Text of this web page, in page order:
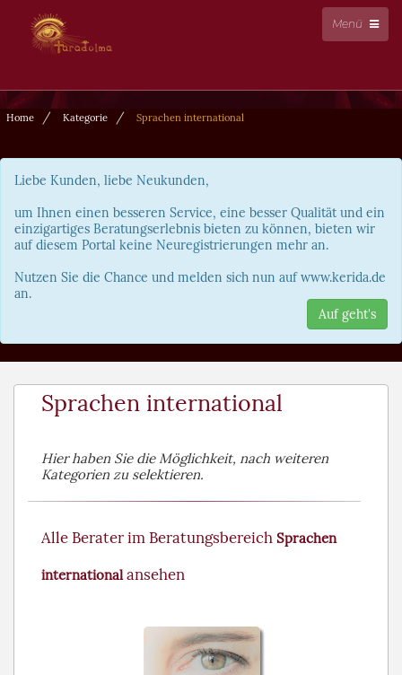
Menü
Home Kategorie Sprachen international
Liebe Kunden, liebe Neukunden,
um Ihnen einen besseren Service, eine besser Qualität und ein
einzigartiges Beratungserlebnis bieten zu können, bieten wir
auf diesem Portal keine Neuregistrierungen mehr an.
Nutzen Sie die Chance und melden sich nun auf www.kerida.de
an.
Auf geht's
Sprachen international
Hier haben Sie die Möglichkeit, nach weiteren
Kategorien zu selektieren.
Alle Berater im Beratungsbereich Sprachen
internationalansehen